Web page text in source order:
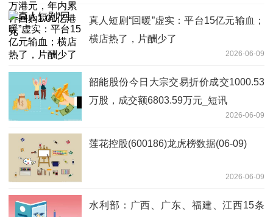
真人短剧“回暖”虚实：平台15亿元输血；
横店热了，片酬少了
2026-06-09
韶能股份今日大宗交易折价成交1000.53
万股，成交额6803.59万元_短讯
2026-06-09
莲花控股(600186)龙虎榜数据(06-09)
2026-06-09
水利部：广西、广东、福建、江西15条